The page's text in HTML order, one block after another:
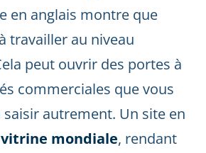
en anglais montre que
travailler au niveau
peut ouvrir des portes à
commerciales que vous
saisir autrement. Un site en
vitrine mondiale, rendant